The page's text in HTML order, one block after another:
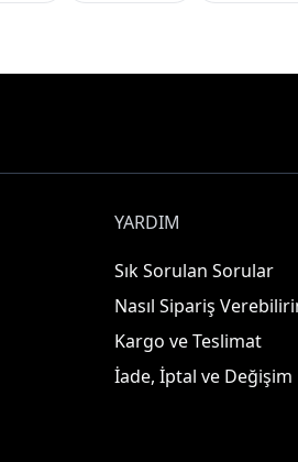
YARDIM
Sık Sorulan Sorular
Nasıl Sipariş
Kargo ve Teslimat
İade, İptal ve Değişim